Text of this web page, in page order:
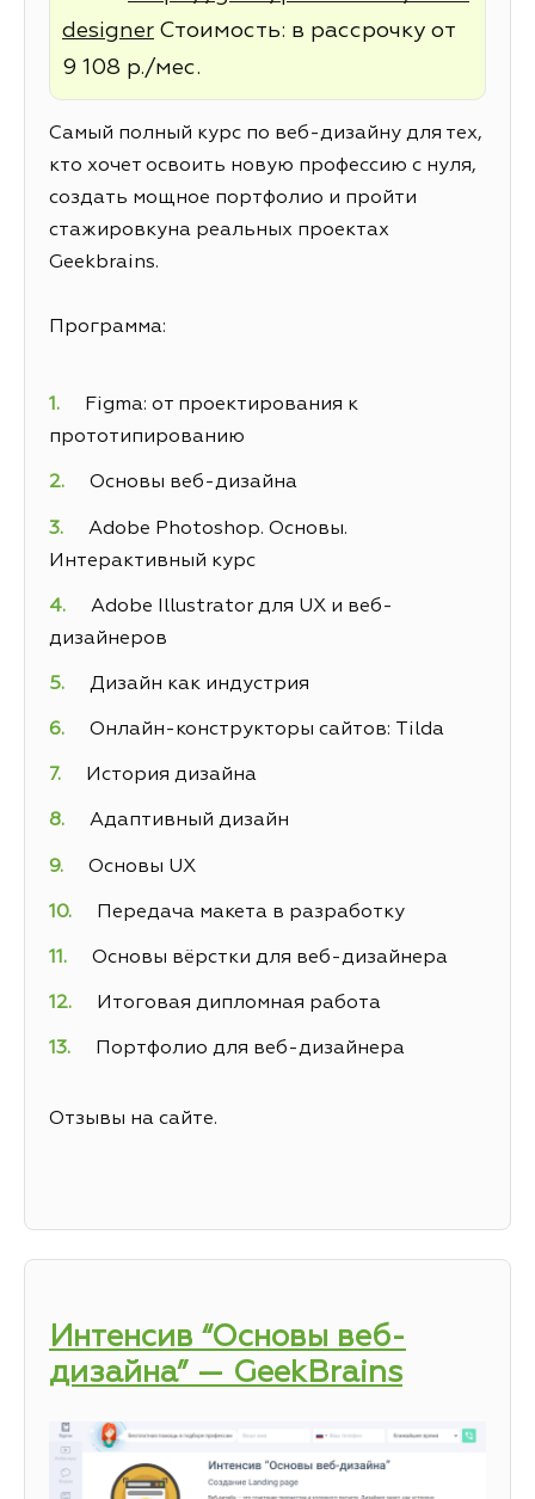
designer Стоимость: в рассрочку от
9 108 р./мес.
Самый полный курс по веб-дизайну для тех,
кто хочет освоить новую профессию с нуля,
создать мощное портфолио и пройти
стажировкуна реальных проектах
Geekbrains.
Программа:
Figma: от проектирования к
прототипированию
Основы веб-дизайна
Adobe Photoshop. Основы.
Интерактивный курс
Adobe Illustrator для UX и веб-
дизайнеров
Дизайн как индустрия
Онлайн-конструкторы сайтов: Tilda
История дизайна
Адаптивный дизайн
Основы UX
Передача макета в разработку
Основы вёрстки для веб-дизайнера
Итоговая дипломная работа
Портфолио для веб-дизайнера
Отзывы на сайте.
Интенсив “Основы веб-
дизайна” — GeekBrains